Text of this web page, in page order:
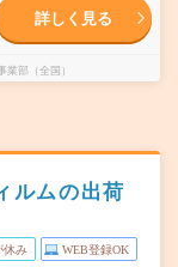
詳しく見る
部（全国）
ルムの出荷
休み WEB登録OK